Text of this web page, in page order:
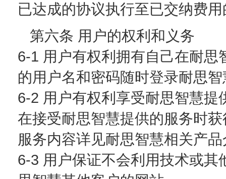
已达成的协议执行至已交纳费
第六条 用户的权利和义务
6-1 用户有权利拥有自己在耐
的用户名和密码随时登录耐思
6-2 用户有权利享受耐思智慧
在接受耐思智慧提供的服务时
服务内容详见耐思智慧相关产
6-3 用户保证不会利用技术或